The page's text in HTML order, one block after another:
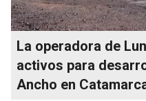
La operadora de
activos para
Ancho en